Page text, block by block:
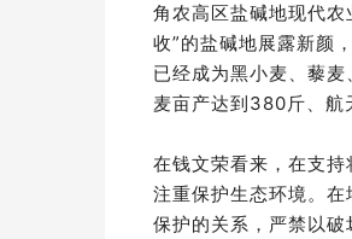
角农高区盐碱地现代
收”的盐碱地展露新颜
已经成为黑小麦、藜
麦亩产达到380斤、航
在钱文荣看来，在支
注重保护生态环境。
保护的关系，严禁以破